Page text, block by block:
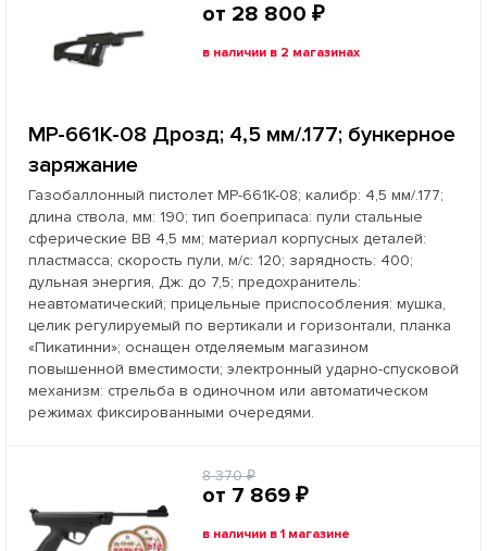
МР-661К-08 Дрозд; 4,5 мм/.177; бункерное
заряжание
Газобаллонный пистолет МР-661К-08; калибр: 4,5 мм/.177;
длина ствола, мм: 190; тип боеприпаса: пули стальные
сферические ВВ 4,5 мм; материал корпусных деталей:
пластмасса; скорость пули, м/с: 120; зарядность: 400;
дульная энергия, Дж: до 7,5; предохранитель:
неавтоматический; прицельные приспособления: мушка,
целик регулируемый по вертикали и горизонтали, планка
«Пикатинни»; оснащен отделяемым магазином
повышенной вместимости; электронный ударно-спусковой
механизм: стрельба в одиночном или автоматическом
режимах фиксированными очередями.
от 28 800 ₽
в наличии в 2 магазинах
8 370 ₽
от 7 869 ₽
в наличии в 1 магазине